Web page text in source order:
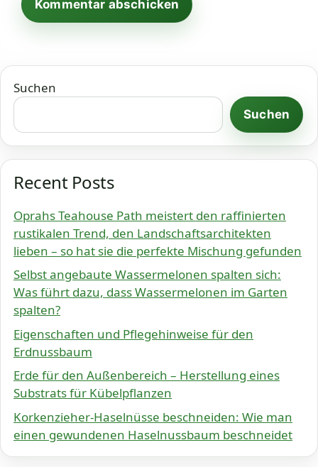
Suchen
Suchen
Recent Posts
Oprahs Teahouse Path meistert den raffinierten
rustikalen Trend, den Landschaftsarchitekten
lieben – so hat sie die perfekte Mischung gefunden
Selbst angebaute Wassermelonen spalten sich:
Was führt dazu, dass Wassermelonen im Garten
spalten?
Eigenschaften und Pflegehinweise für den
Erdnussbaum
Erde für den Außenbereich – Herstellung eines
Substrats für Kübelpflanzen
Korkenzieher-Haselnüsse beschneiden: Wie man
einen gewundenen Haselnussbaum beschneidet